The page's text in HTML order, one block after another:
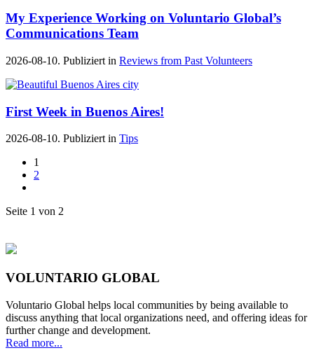
My Experience Working on Voluntario Global’s
Communications Team
2026-08-10. Publiziert in Reviews from Past Volunteers
First Week in Buenos Aires!
2026-08-10. Publiziert in Tips
1
2
Seite 1 von 2
VOLUNTARIO GLOBAL
Voluntario Global helps local communities by being available to
discuss anything that local organizations need, and offering ideas for
further change and development.
Read more...